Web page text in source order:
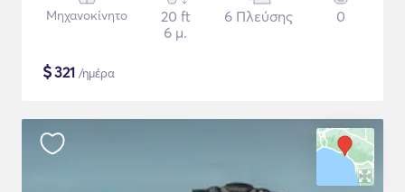
Μηχανοκίνητο
20 ft
6 μ.
6 Πλεύσης 0
$321 /ημέρα